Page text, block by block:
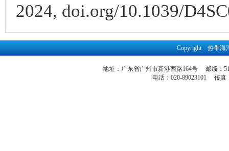
2024, doi.org/10.1039/
Copyright 热带海
地址：广东省广州市新港西路164号 邮编：
电话：020-89023101 传真